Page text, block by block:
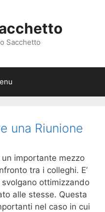
Sacchetto
una Riunione
importante mezzo
tra i colleghi. E’
ottimizzando
alle stesse. Questa
nel caso in cui